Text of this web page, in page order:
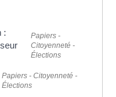
:
Papiers -
Citoyenneté -
Élections
Papiers - Citoyenneté -
Élections